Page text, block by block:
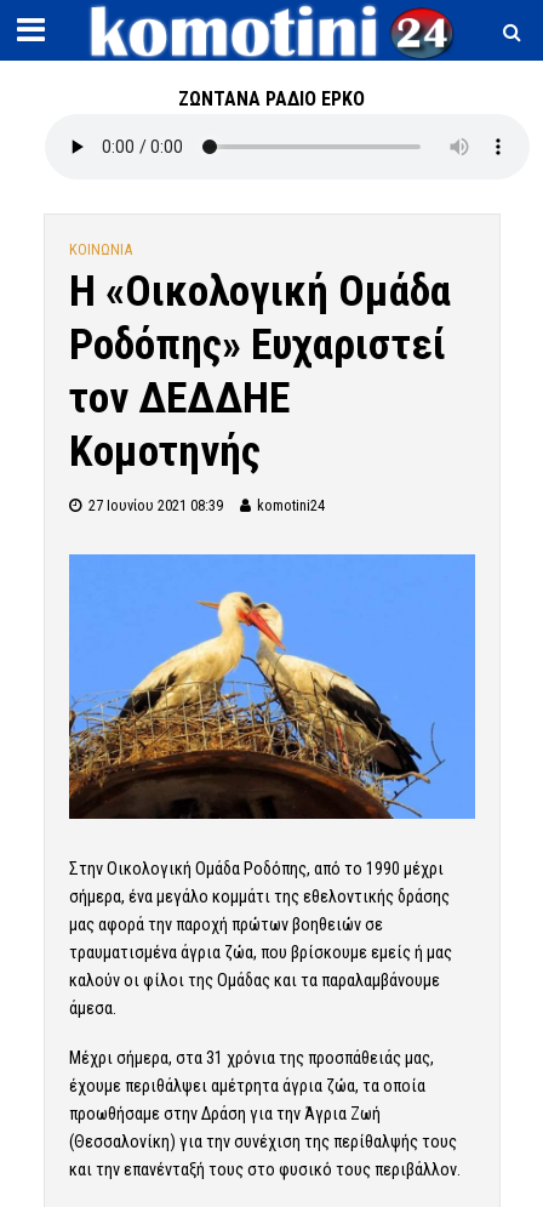
ΖΩΝΤΑΝΑ ΡΑΔΙΟ ΕΡΚΟ
ΚΟΙΝΩΝΙΑ
H «Οικολογική Ομάδα
Ροδόπης» Ευχαριστεί
τον ΔΕΔΔΗΕ
Κομοτηνής
27 Ιουνίου 2021 08:39 komotini24
Στην Οικολογική Ομάδα Ροδόπης, από το 1990 μέχρι
σήμερα, ένα μεγάλο κομμάτι της εθελοντικής δράσης
μας αφορά την παροχή πρώτων βοηθειών σε
τραυματισμένα άγρια ζώα, που βρίσκουμε εμείς ή μας
καλούν οι φίλοι της Ομάδας και τα παραλαμβάνουμε
άμεσα.
Μέχρι σήμερα, στα 31 χρόνια της προσπάθειάς μας,
έχουμε περιθάλψει αμέτρητα άγρια ζώα, τα οποία
προωθήσαμε στην Δράση για την Άγρια Ζωή
(Θεσσαλονίκη) για την συνέχιση της περίθαλψής τους
και την επανένταξή τους στο φυσικό τους περιβάλλον.